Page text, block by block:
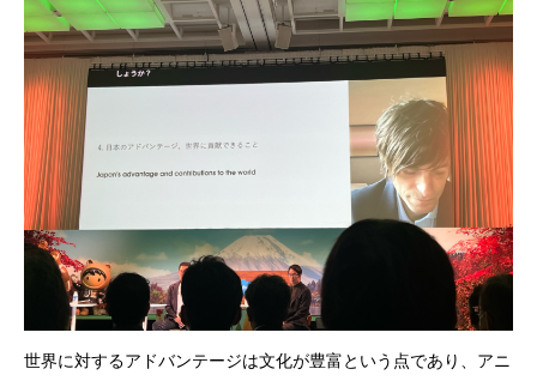
世界に対するアドバンテージは文化が豊富という点であり、アニ